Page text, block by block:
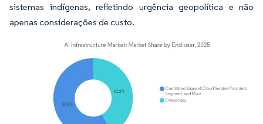
sistemas indígenas, refletindo urgência geopolítica e não
apenas considerações de custo.